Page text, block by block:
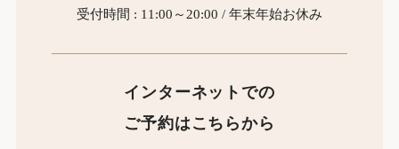
受付時間 : 11:00～20:00 / 年末年始お休み
インターネットでの
ご予約はこちらから